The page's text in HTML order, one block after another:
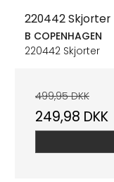
220442 Skjorter
B COPENHAGEN
220442 Skjorter
499,95 DKK
249,98 DKK